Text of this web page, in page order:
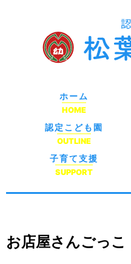
ホーム
HOME
認定こども園
OUTLINE
子育て支援
SUPPORT
お店屋さんごっこ